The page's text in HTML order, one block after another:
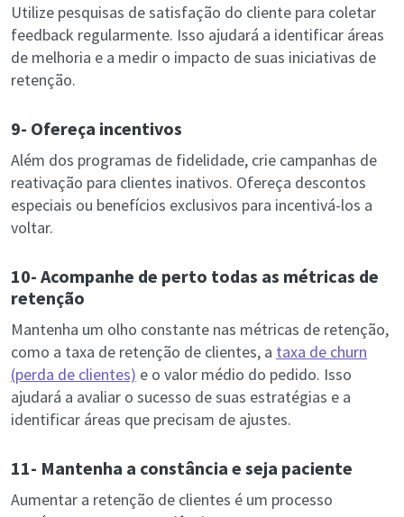
Utilize pesquisas de satisfação do cliente para coletar
feedback regularmente. Isso ajudará a identificar áreas
de melhoria e a medir o impacto de suas iniciativas de
retenção.
9- Ofereça incentivos
Além dos programas de fidelidade, crie campanhas de
reativação para clientes inativos. Ofereça descontos
especiais ou benefícios exclusivos para incentivá-los a
voltar.
10- Acompanhe de perto todas as métricas de
retenção
Mantenha um olho constante nas métricas de retenção,
como a taxa de retenção de clientes, a taxa de churn
(perda de clientes) e o valor médio do pedido. Isso
ajudará a avaliar o sucesso de suas estratégias e a
identificar áreas que precisam de ajustes.
11- Mantenha a constância e seja paciente
Aumentar a retenção de clientes é um processo